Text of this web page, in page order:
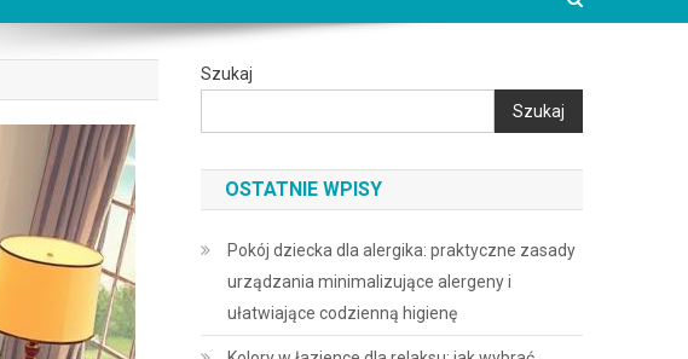
Szukaj
Szukaj
OSTATNIE WPISY
Pokój dziecka dla alergika: praktyczne zasady
urządzania minimalizujące alergeny i
ułatwiające codzienną higienę